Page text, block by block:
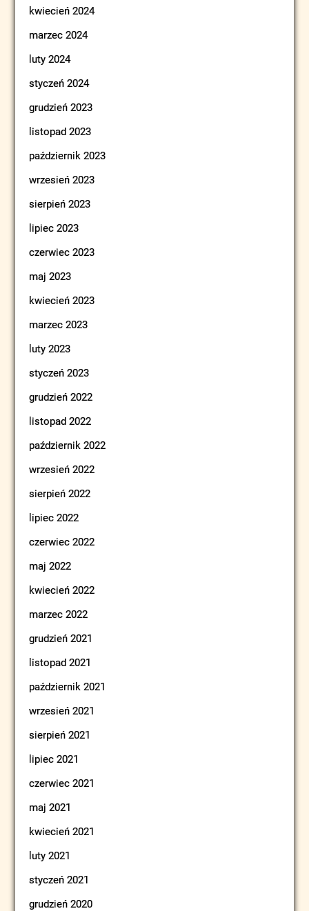
kwiecień 2024
marzec 2024
luty 2024
styczeń 2024
grudzień 2023
listopad 2023
październik 2023
wrzesień 2023
sierpień 2023
lipiec 2023
czerwiec 2023
maj 2023
kwiecień 2023
marzec 2023
luty 2023
styczeń 2023
grudzień 2022
listopad 2022
październik 2022
wrzesień 2022
sierpień 2022
lipiec 2022
czerwiec 2022
maj 2022
kwiecień 2022
marzec 2022
grudzień 2021
listopad 2021
październik 2021
wrzesień 2021
sierpień 2021
lipiec 2021
czerwiec 2021
maj 2021
kwiecień 2021
luty 2021
styczeń 2021
grudzień 2020